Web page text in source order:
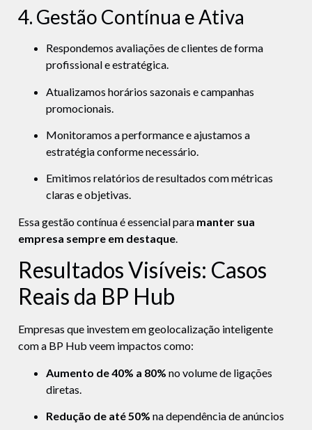
4. Gestão Contínua e Ativa
Respondemos avaliações de clientes de forma
profissional e estratégica.
Atualizamos horários sazonais e campanhas
promocionais.
Monitoramos a performance e ajustamos a
estratégia conforme necessário.
Emitimos relatórios de resultados com métricas
claras e objetivas.
Essa gestão contínua é essencial para manter sua
empresa sempre em destaque.
Resultados Visíveis: Casos
Reais da BP Hub
Empresas que investem em geolocalização inteligente
com a BP Hub veem impactos como:
Aumento de 40% a 80% no volume de ligações
diretas.
Redução de até 50% na dependência de anúncios